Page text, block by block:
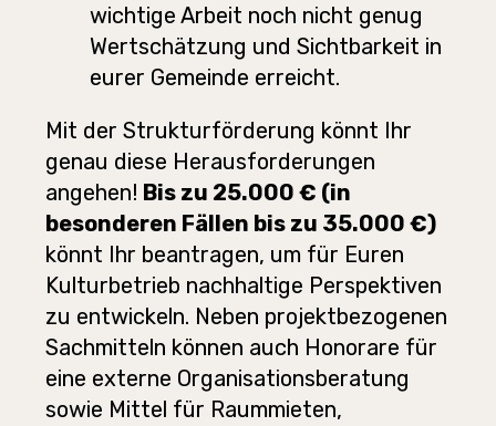
wichtige Arbeit noch nicht genug
Wertschätzung und Sichtbarkeit in
eurer Gemeinde erreicht.
Mit der Strukturförderung könnt Ihr
genau diese Herausforderungen
angehen! Bis zu 25.000 € (in
besonderen Fällen bis zu 35.000 €)
könnt Ihr beantragen, um für Euren
Kulturbetrieb nachhaltige Perspektiven
zu entwickeln. Neben projektbezogenen
Sachmitteln können auch Honorare für
eine externe Organisationsberatung
sowie Mittel für Raummieten,